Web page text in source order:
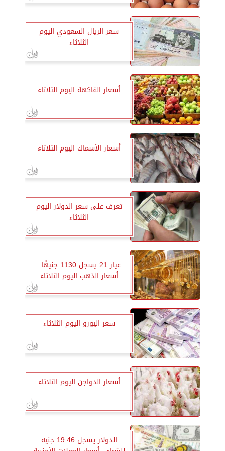
سعر الريال السعودي اليوم
الثلاثاء
أسعار الفاكهة اليوم الثلاثاء
أسعار الأسماك اليوم الثلاثاء
تعرف على سعر الدولار اليوم
الثلاثاء
عيار 21 يسجل 1130 جنيهًا..
أسعار الذهب اليوم الثلاثاء
سعر اليورو اليوم الثلاثاء
أسعار الدواجن اليوم الثلاثاء
الدولار يسجل 19.46 جنيه